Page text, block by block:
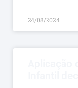
24/08/2024